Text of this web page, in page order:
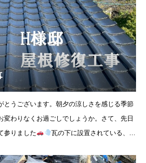
とうございます。朝夕の涼しさを感じる季節
変わりなくお過ごしでしょうか。さて、先日
参りました
瓦の下に設置されている、防